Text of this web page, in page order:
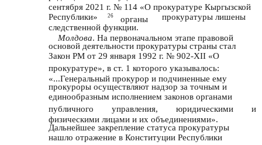
сентября 2021 г. № 114 «О прокуратуре Кыргызской
Республики»
26 органы
прокуратуры лишены
следственной функции.
Молдова. На первоначальном этапе правовой
основой деятельности прокуратуры страны стал
Закон РМ от 29 января 1992 г. № 902-XII «О
прокуратуре», в ст. 1 которого указывалось:
«...Генеральный прокурор и подчиненные ему
прокуроры осуществляют надзор за точным и
единообразным исполнением законов органами
публичного
управления, юридическими
и
физическими лицами и их объединениями».
Дальнейшее закрепление статуса прокуратуры
нашло отражение в Конституции Республики